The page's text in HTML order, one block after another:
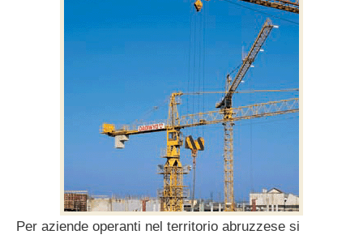
Per aziende operanti nel territorio abruzzese si